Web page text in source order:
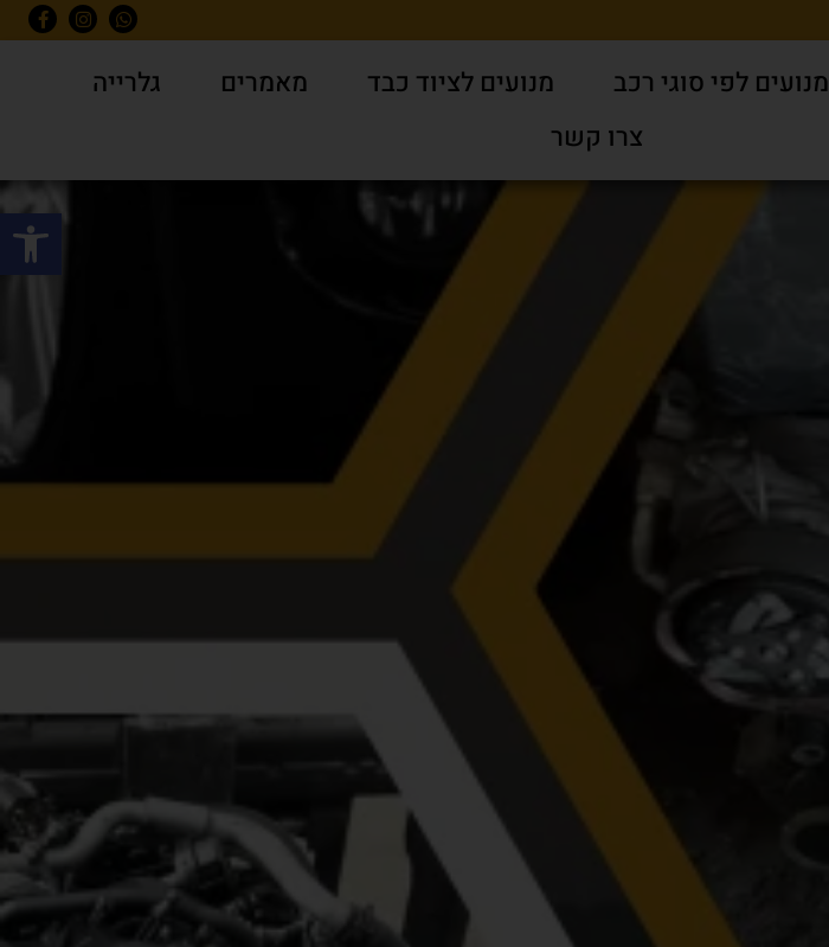
פתח
מנועים לפי סוגי רכב מנועים לציוד כבד מאמרים
גלרייה
צרו קשר